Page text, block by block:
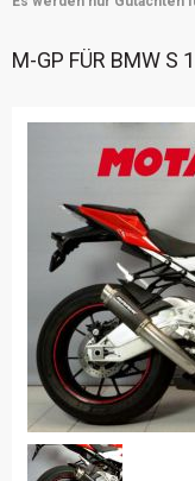
M-GP FÜR BMW S